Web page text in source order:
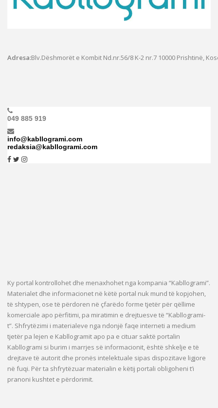
Adresa:Blv.Dëshmorët e Kombit Nd.nr.56/8 K-2 nr.7 10000 Prishtinë,
049 885 919
info@kabllogrami.com
redaksia@kabllogrami.com
Ky portal kontrollohet dhe menaxhohet nga kompania “Kabllogrami”.
Materialet dhe informacionet në këtë portal nuk mund të kopjohen,
të shtypen, ose të përdoren në çfarëdo forme tjetër për qëllime
komerciale apo përfitimi, pa miratimin e drejtuesve të “Kabllogrami-
t”. Shfrytëzimi i materialeve nga ndonjë faqe interneti a medium
tjetër pa lejen e Kabllogramit apo pa e cituar saktë portalin
Kabllogrami si burim i marrjes së informacionit, është shkelje e të
drejtave të autorit dhe pronës intelektuale sipas dispozitave ligjore
në fuqi. Për ta shfrytëzuar materialin e këtij portali obligoheni t’i
pranoni kushtet e përdorimit.